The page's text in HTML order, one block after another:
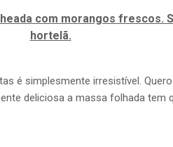
com morangos frescos.
hortelã.
é simplesmente irresistível.
deliciosa a massa folhada tem